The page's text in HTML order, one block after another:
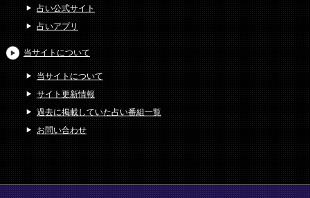
占い公式サイト
占いアプリ
当サイトについて
当サイトについて
サイト更新情報
過去に掲載していた占い番組一覧
お問い合わせ